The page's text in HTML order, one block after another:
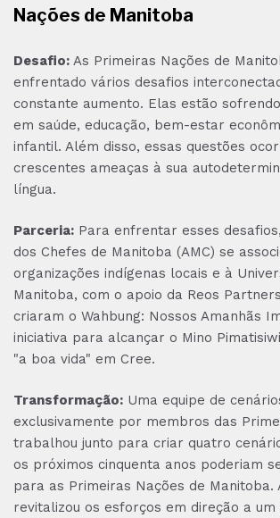
Nações de Manitoba
Desafio: As Primeiras Nações de
enfrentado vários desafios
constante aumento. Elas estão
em saúde, educação, bem-estar
infantil. Além disso, essas questões
crescentes ameaças à sua
língua.
Parceria: Para enfrentar esses
dos Chefes de Manitoba (AMC) se
organizações indígenas locais e à
Manitoba, com o apoio da Reos
criaram o Wahbung: Nossos Amanhãs
iniciativa para alcançar o Mino
"a boa vida" em Cree.
Transformação: Uma equipe de
exclusivamente por membros das
trabalhou junto para criar quatro
os próximos cinquenta anos poderiam
para as Primeiras Nações de Manitoba.
revitalizou os esforços em direção a